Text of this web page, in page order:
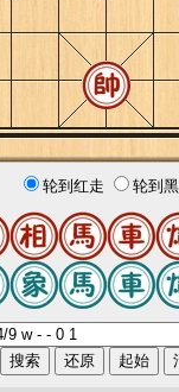
轮到红走 轮到